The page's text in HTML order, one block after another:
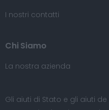
I nostri contatti
Chi Siamo
La nostra azienda
Gli aiuti di Stato e gli aiuti